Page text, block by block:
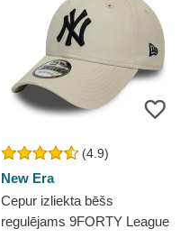
(4.9)
New Era
Cepur izliekta bēšs
regulējams 9FORTY League